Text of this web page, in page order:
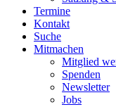
Termine
Kontakt
Suche
Mitmachen
Mitglied
Spenden
Newsletter
Jobs